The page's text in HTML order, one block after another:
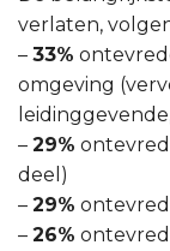
verlaten,
– 33%
omgeving
– 29%
deel)
– 29%
– 26%